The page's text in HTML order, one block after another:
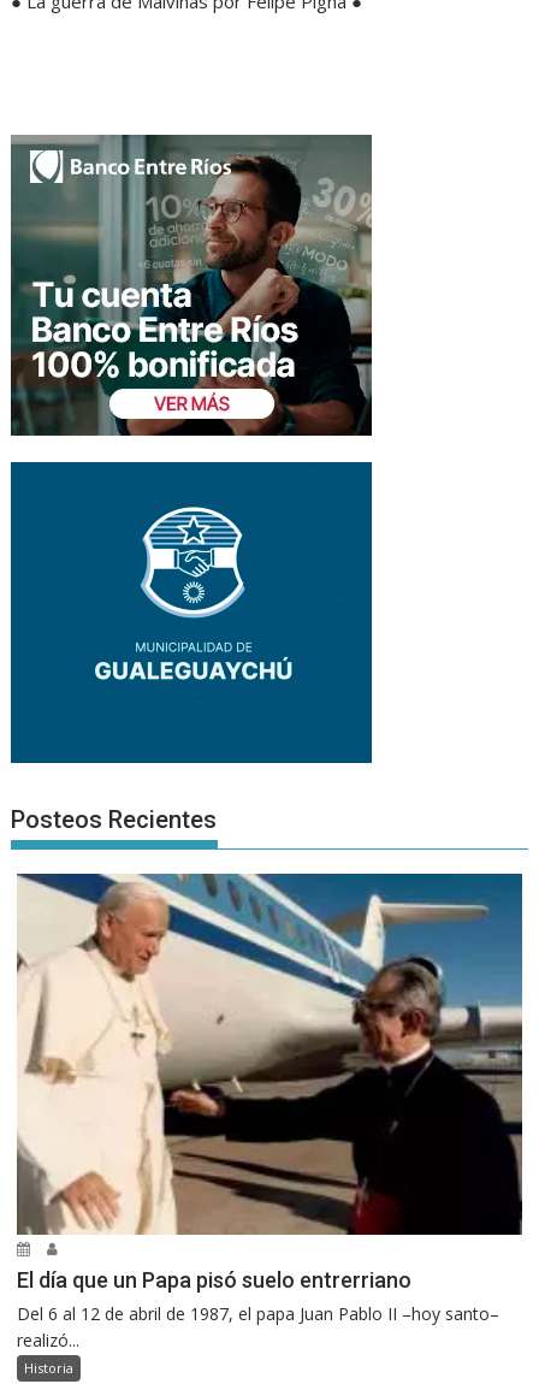
Posteos Recientes
El día que un Papa pisó suelo entrerriano
Del 6 al 12 de abril de 1987, el papa Juan Pablo II –hoy santo–
realizó...
Historia